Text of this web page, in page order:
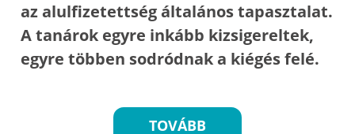
az alulfizetettség általános tapasztalat.
A tanárok egyre inkább kizsigereltek,
egyre többen sodródnak a kiégés felé.
TOVÁBB